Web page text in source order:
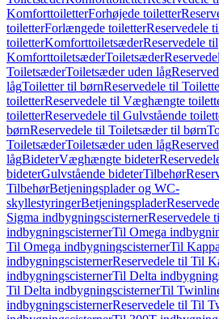
KomforttoiletterForhøjede toiletter
toiletterForlængede toiletterReservedele
toiletterKomforttoiletsæderReservedele til
KomforttoiletsæderToiletsæder
ToiletsæderToiletsæder uden låg
lågToiletter til børnReservedele til
toiletterReservedele til Væghængte
toiletterReservedele til Gulvstående
børnReservedele til Toiletsæder til børn
ToiletsæderToiletsæder uden låg
lågBideterVæghængte bideter
bideterGulvstående bideterTilbehør
TilbehørBetjeningsplader og WC-
skyllestyringerBetjeningsplader
Sigma indbygningscisternerReservedele
indbygningscisternerTil Omega
Til Omega indbygningscisternerTil Kappa
indbygningscisternerReservedele til Til
indbygningscisternerTil Delta
Til Delta indbygningscisternerTil
indbygningscisternerReservedele til Til